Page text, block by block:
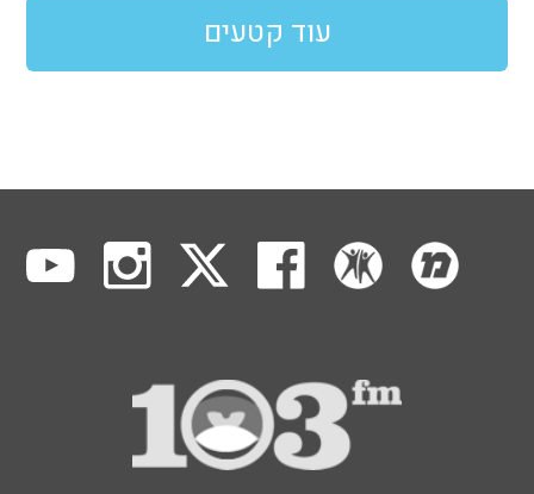
עוד קטעים